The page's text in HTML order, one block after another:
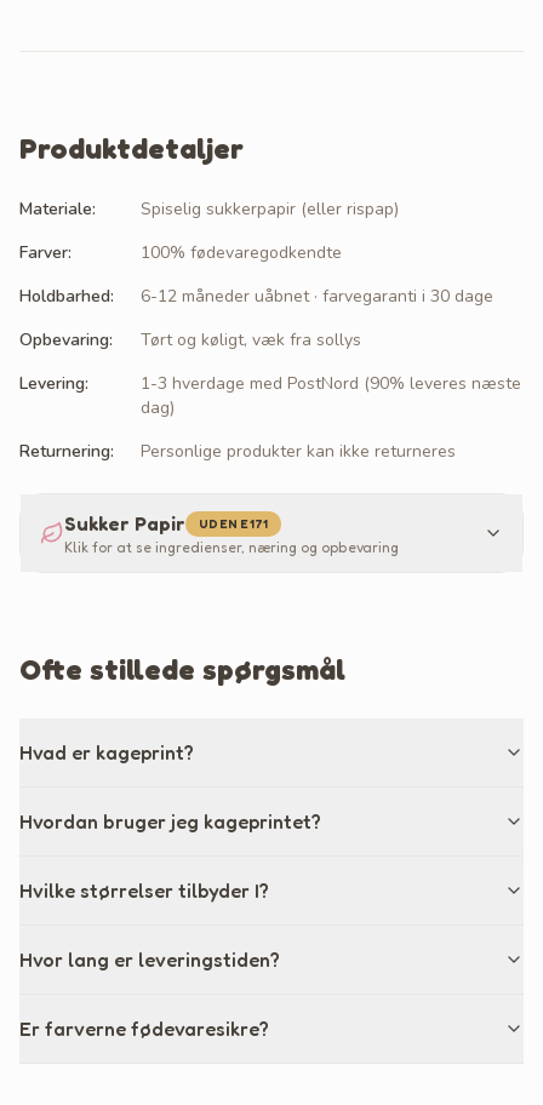
Produktdetaljer
Materiale:
Spiselig sukkerpapir (eller rispap)
Farver:
100% fødevaregodkendte
Holdbarhed:
6-12 måneder uåbnet · farvegaranti i 30 dage
Opbevaring:
Tørt og køligt, væk fra sollys
Levering:
1-3 hverdage med PostNord (90% leveres næste
dag)
Returnering: Personlige produkter kan ikke returneres
Sukker Papir UDEN E171
Klik for at se ingredienser, næring og opbevaring
Ofte stillede spørgsmål
Hvad er kageprint?
Hvordan bruger jeg kageprintet?
Hvilke størrelser tilbyder I?
Hvor lang er leveringstiden?
Er farverne fødevaresikre?